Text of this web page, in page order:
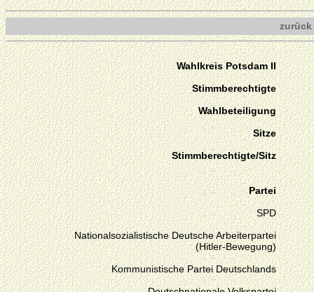
zurück
Wahlkreis Potsdam II
Stimmberechtigte
Wahlbeteiligung
Sitze
Stimmberechtigte/Sitz
Partei
SPD
Nationalsozialistische Deutsche Arbeiterpartei
(Hitler-Bewegung)
Kommunistische Partei Deutschlands